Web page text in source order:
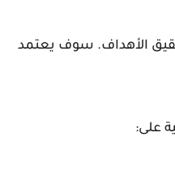
الأهداف. سوف يعتمد